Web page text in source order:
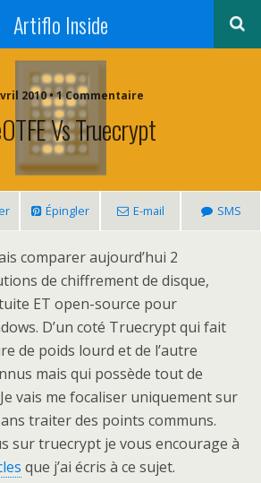
Artiflo Inside
2010 • 1 Commentaire
Vs Truecrypt
Épingler E-mail SMS
comparer aujourd’hui 2
de chiffrement de disque,
ET open-source pour
D’un coté Truecrypt qui fait
de poids lourd et de l’autre
mais qui possède tout de
vais me focaliser uniquement sur
traiter des points communs.
sur truecrypt je vous encourage à
que j’ai écris à ce sujet.